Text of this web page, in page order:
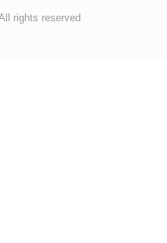
rights reserved